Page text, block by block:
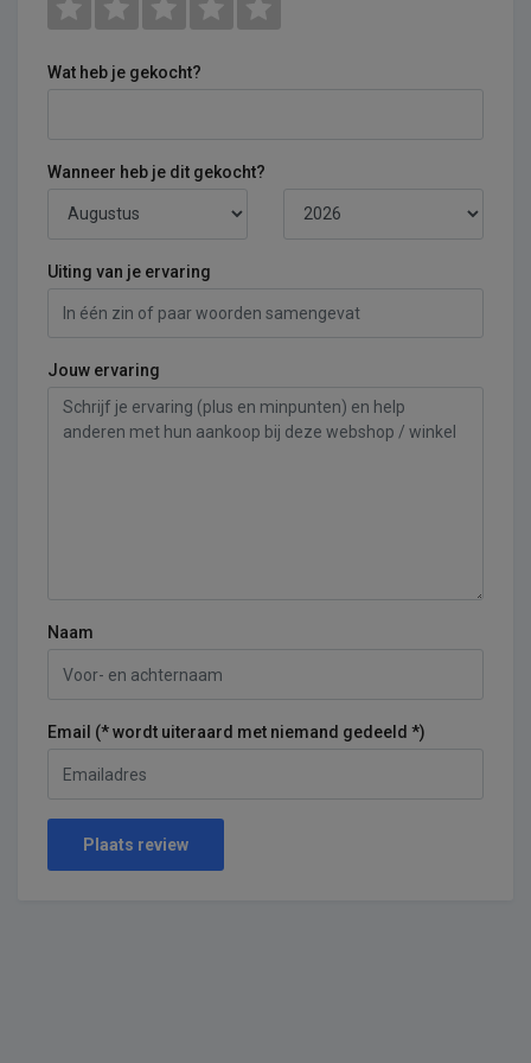
Wat heb je gekocht?
Wanneer heb je dit gekocht?
Uiting van je ervaring
Jouw ervaring
Naam
Email (* wordt uiteraard met niemand gedeeld *)
Plaats review